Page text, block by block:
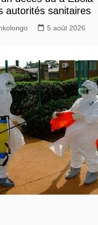
autorités sanitaires
5 août 2026